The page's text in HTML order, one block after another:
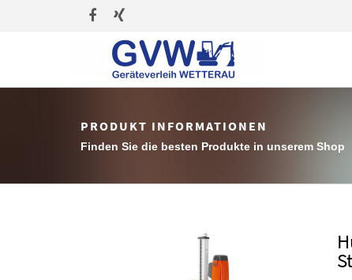
PRODUKT INFORMATIONEN
Finden Sie die besten Produkte in unserem Shop